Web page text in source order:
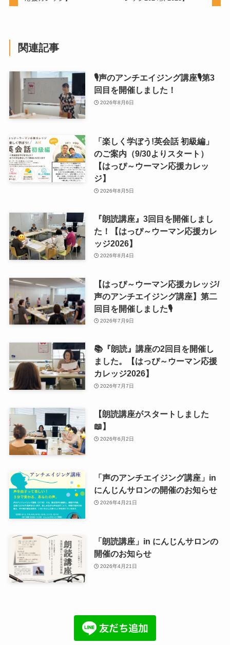
関連記事
🎙声のアンチエイジング講座🎙第3
回目を開催しました！
2026年8月6日
「楽しく学ぼう!英会話 初級編」
のご案内（9/30よりスタート）
【はっぴ～ウーマン応援カレッ
ジ】
2026年8月5日
『朗読講座』3回目を開催しまし
た！【はっぴ～ウーマン応援カレ
ッジ2026】
2026年8月4日
【はっぴ～ウーマン応援カレッジ/
声のアンチエイジング講座】第二
回目を開催しました🎙
2026年7月9日
📚『朗読』講座の2回目を開催し
ました。【はっぴ～ウーマン応援
カレッジ2026】
2026年7月7日
【朗読講座がスタートしました
📖】
2026年6月2日
「声のアンチエイジング講座」in
にんじんサロンの開催のお知らせ
2026年4月21日
「朗読講座」in にんじんサロンの
開催のお知らせ
2026年4月21日